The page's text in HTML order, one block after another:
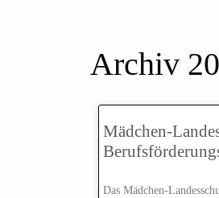
Archiv
Mädchen-
Das Mädchen-